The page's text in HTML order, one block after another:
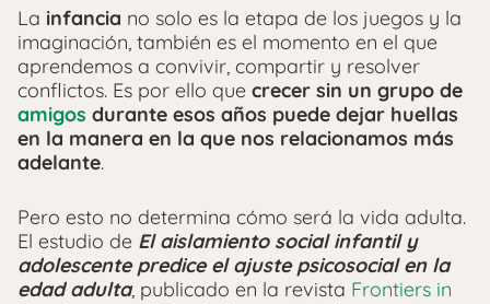
La infancia no solo es la etapa de los juegos y la
imaginación, también es el momento en el que
aprendemos a convivir, compartir y resolver
conflictos. Es por ello que crecer sin un grupo de
amigos durante esos años puede dejar huellas
en la manera en la que nos relacionamos más
adelante.
Pero esto no determina cómo será la vida adulta.
El estudio de El aislamiento social infantil y
adolescente predice el ajuste psicosocial en la
edad adulta, publicado en la revista Frontiers in